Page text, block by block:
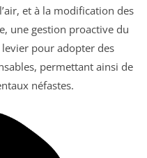
et à la modification des
une gestion proactive du
pour adopter des
permettant ainsi de
néfastes.